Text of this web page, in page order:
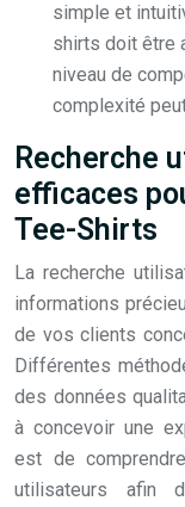
simple et
shirts doit être
niveau de
complexité
Recherche
efficaces
Tee-Shirts
La recherche
informations
de vos clients
Différentes
des données
à concevoir une
est de
utilisateurs afin